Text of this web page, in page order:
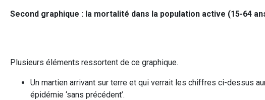
Second graphique : la mortalité dans la population active (15-64
Plusieurs éléments ressortent de ce graphique.
Un martien arrivant sur terre et qui verrait les chiffres ci-dessus
épidémie ‘sans précédent’.